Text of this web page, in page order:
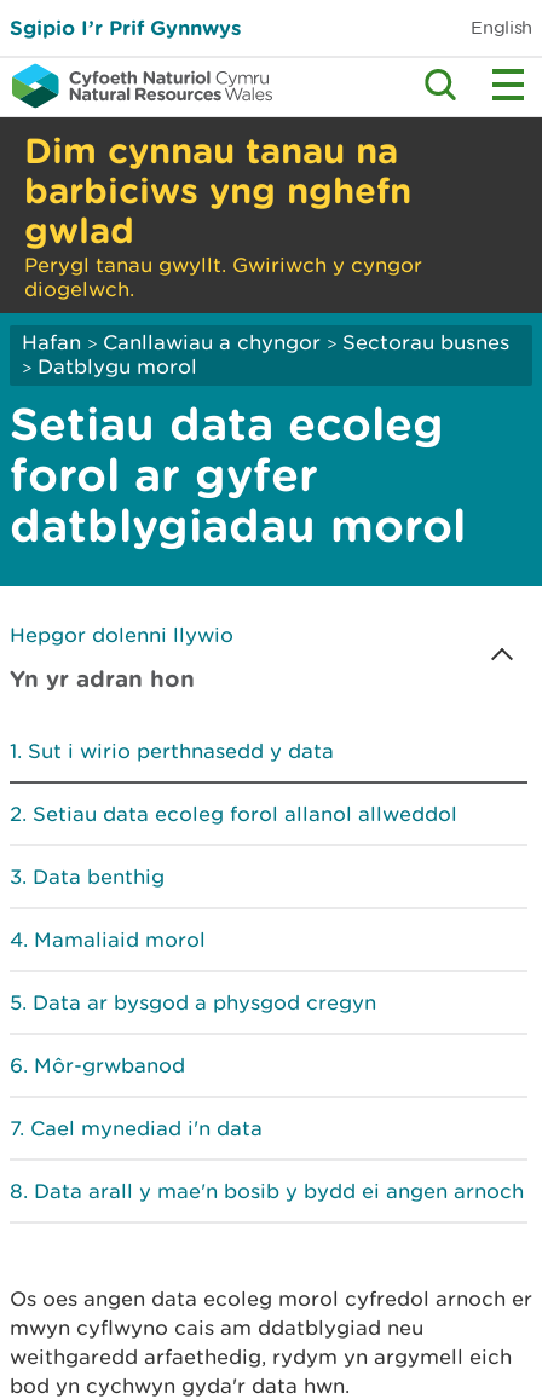
Sgipio I’r Prif Gynnwys English
Dim cynnau tanau na
barbiciws yng nghefn
gwlad
Perygl tanau gwyllt. Gwiriwch y cyngor
diogelwch.
Hafan > Canllawiau a chyngor > Sectorau busnes
> Datblygu morol
Setiau data ecoleg
forol ar gyfer
datblygiadau morol
Hepgor dolenni llywio
Yn yr adran hon
Sut i wirio perthnasedd y data
Setiau data ecoleg forol allanol allweddol
Data benthig
Mamaliaid morol
Data ar bysgod a physgod cregyn
Môr-grwbanod
Cael mynediad i'n data
Data arall y mae'n bosib y bydd ei angen arnoch
Os oes angen data ecoleg morol cyfredol arnoch er
mwyn cyflwyno cais am ddatblygiad neu
weithgaredd arfaethedig, rydym yn argymell eich
bod yn cychwyn gyda'r data hwn.